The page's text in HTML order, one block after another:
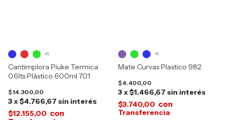
Cantimplora Piuke Termica
0.6lts Plástico 600ml 701
$14.300,00
3x$4.766,67 sin interés
$12.155,00 con
+1
Mate Curvas Plastico 982
$4.400,00
3x$1.466,67 sin interés
$3.740,00 con
+1